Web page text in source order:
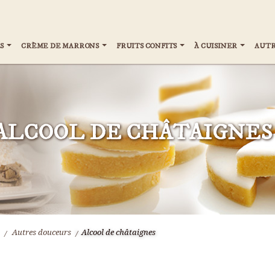
CRÈME DE MARRONS FRUITS CONFITS À CUISINER
> Autres douceurs > Alcool de châtaignes
DE